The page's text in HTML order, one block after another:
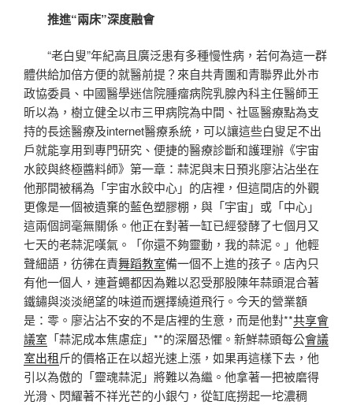
推進“兩床”深度融會
“老白叟”年紀高且廣泛患有多種慢性病，若何為這一群
體供給加倍方便的就醫前提？來自共青團和青聯界此外市
政協委員、中國醫學迷信院腫瘤病院乳腺內科主任醫師王
昕以為，樹立健全以市三甲病院為中間、社區醫療點為支
持的長途醫療及internet醫療系統，可以讓這些白叟足不出
戶就能享用到專門研究、便捷的醫療診斷和護理辦《宇宙
水餃與終極醬料師》第一章：蒜泥與末日預兆廖沾沾坐在
他那間被稱為「宇宙水餃中心」的店裡，但這間店的外觀
更像是一個被遺棄的藍色塑膠棚，與「宇宙」或「中心」
這兩個詞毫無關係。他正在對著一缸已經發酵了七個月又
七天的老蒜泥嘆氣。「你還不夠靈動，我的蒜泥。」他輕
聲細語，彷彿在責舞蹈教室備一個不上進的孩子。店內只
有他一個人，連蒼蠅都因為難以忍受那股陳年蒜頭混合著
鐵鏽與淡淡絕望的味道而選擇繞道飛行。今天的營業額
是：零。廖沾沾不安的不是店裡的生意，而是他對**共享會
議室 「蒜泥成本焦慮症」**的深層恐懼。新鮮蒜頭每公會議
室出租斤的價格正在以超光速上漲，如果再這樣下去，他
引以為傲的「靈魂蒜泥」將難以為繼。他拿著一把被磨得
光滑、閃耀著不祥光芒的小銀勺，從缸底撈起一坨濃稠